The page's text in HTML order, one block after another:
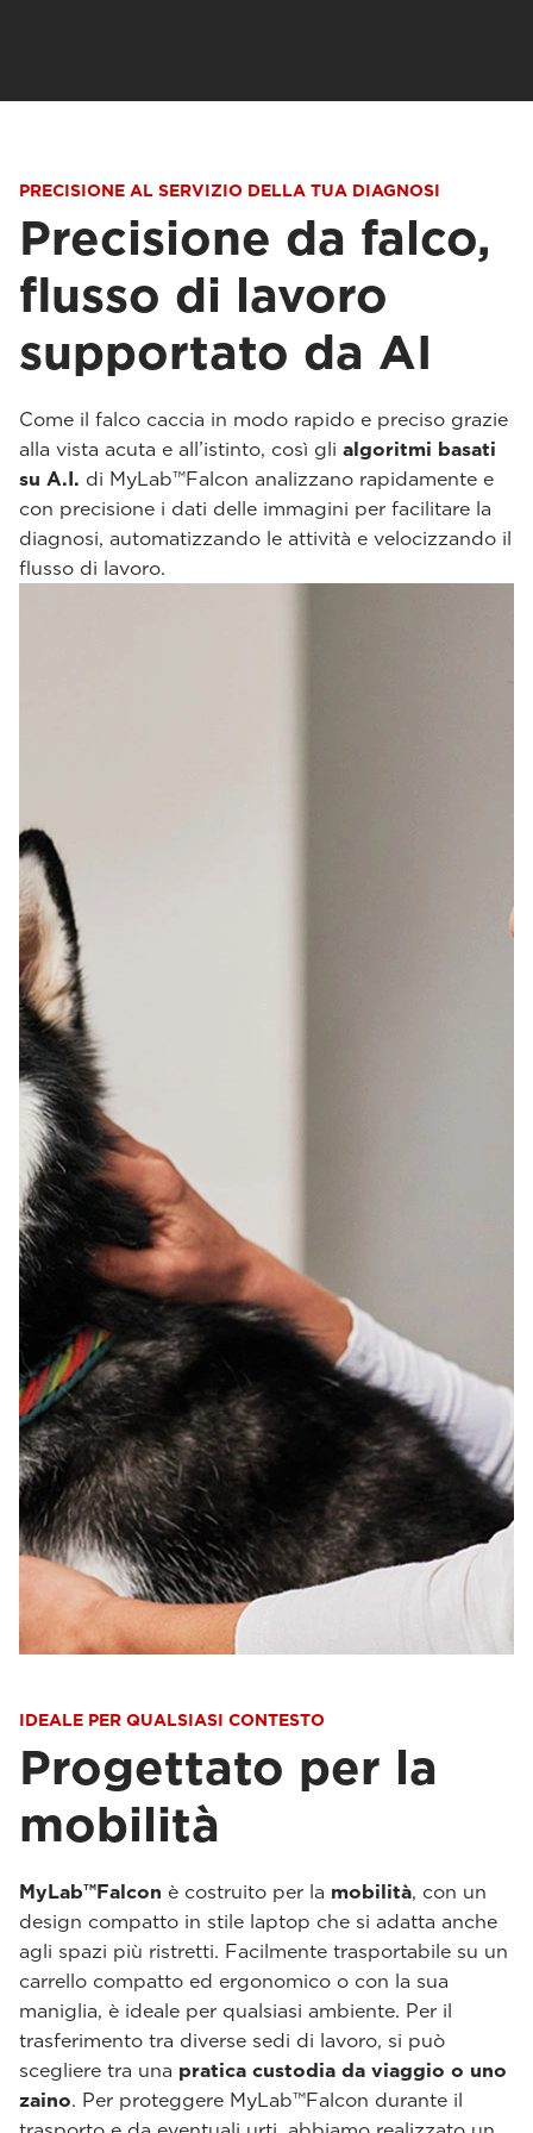
PRECISIONE AL SERVIZIO DELLA TUA DIAGNOSI
Precisione da falco,
flusso di lavoro
supportato da AI
Come il falco caccia in modo rapido e preciso grazie
alla vista acuta e all’istinto, così gli algoritmi basati
su A.I. di MyLab™Falcon analizzano rapidamente e
con precisione i dati delle immagini per facilitare la
diagnosi, automatizzando le attività e velocizzando il
flusso di lavoro.
IDEALE PER QUALSIASI CONTESTO
Progettato per la
mobilità
MyLab™Falcon è costruito per la mobilità, con un
design compatto in stile laptop che si adatta anche
agli spazi più ristretti. Facilmente trasportabile su un
carrello compatto ed ergonomico o con la sua
maniglia, è ideale per qualsiasi ambiente. Per il
trasferimento tra diverse sedi di lavoro, si può
scegliere tra una pratica custodia da viaggio o uno
zaino. Per proteggere MyLab™Falcon durante il